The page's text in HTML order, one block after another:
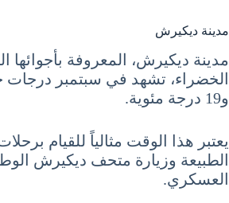
مدينة ديكيرش
مدينة ديكيرش، المعروفة بأجوائها
و19 درجة مئوية.
يعتبر هذا الوقت مثالياً للقيام
الطبيعة وزيارة متحف ديكيرش
العسكري.